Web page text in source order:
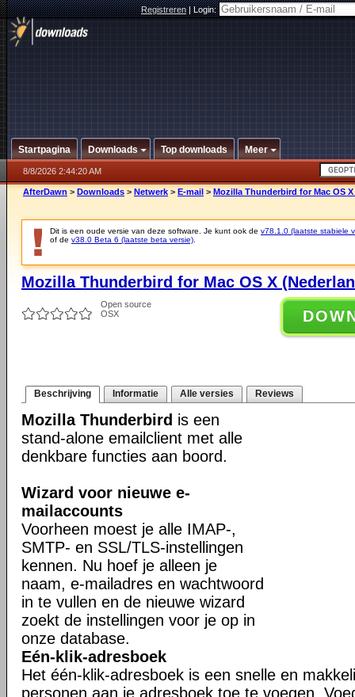
Registreren|Login:
Startpagina Downloads Top downloads Meer
8/8/2026 2:44:20 AM
AfterDawn > Downloads > Netwerk > E-mail > Mozilla Thunderbird for Mac OS
Dit is een oude versie van deze software. Je kunt ook de v78.1.0 (laatste stabiele
of de v38.0 Beta 6 (laatste beta versie)
Mozilla Thunderbird for Mac OS X
Open source
OSX
Beschrijving Informatie Alle versies Reviews
Mozilla Thunderbird is een
stand-alone emailclient met alle
denkbare functies aan boord.
Wizard voor nieuwe e-
mailaccounts
Voorheen moest je alle IMAP-,
SMTP- en SSL/TLS-instellingen
kennen. Nu hoef je alleen je
naam, e-mailadres en wachtwoord
in te vullen en de nieuwe wizard
zoekt de instellingen voor je op in
onze database.
Eén-klik-adresboek
Het één-klik-adresboek is een snelle en
personen aan je adresboek toe te voegen.